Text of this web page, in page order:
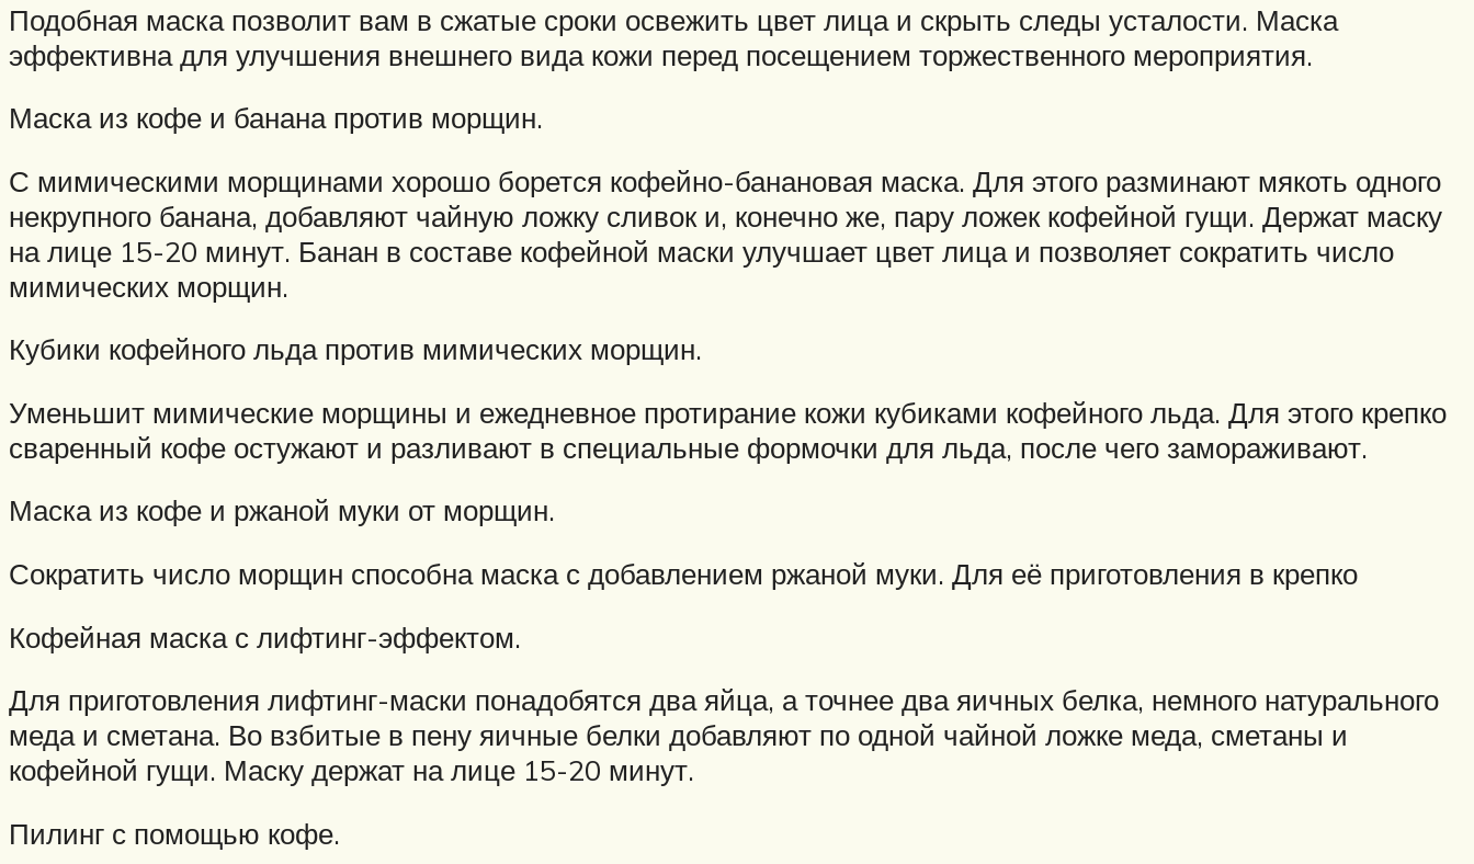
Подобная маска позволит вам в сжатые сроки освежить цвет лица и скрыть следы усталости. Маска
эффективна для улучшения внешнего вида кожи перед посещением торжественного мероприятия.
Маска из кофе и банана против морщин.
С мимическими морщинами хорошо борется кофейно-банановая маска. Для этого разминают мякоть одного
некрупного банана, добавляют чайную ложку сливок и, конечно же, пару ложек кофейной гущи. Держат маску
на лице 15-20 минут. Банан в составе кофейной маски улучшает цвет лица и позволяет сократить число
мимических морщин.
Кубики кофейного льда против мимических морщин.
Уменьшит мимические морщины и ежедневное протирание кожи кубиками кофейного льда. Для этого крепко
сваренный кофе остужают и разливают в специальные формочки для льда, после чего замораживают.
Маска из кофе и ржаной муки от морщин.
Сократить число морщин способна маска с добавлением ржаной муки. Для её приготовления в крепко
Кофейная маска с лифтинг-эффектом.
Для приготовления лифтинг-маски понадобятся два яйца, а точнее два яичных белка, немного натурального
меда и сметана. Во взбитые в пену яичные белки добавляют по одной чайной ложке меда, сметаны и
кофейной гущи. Маску держат на лице 15-20 минут.
Пилинг с помощью кофе.